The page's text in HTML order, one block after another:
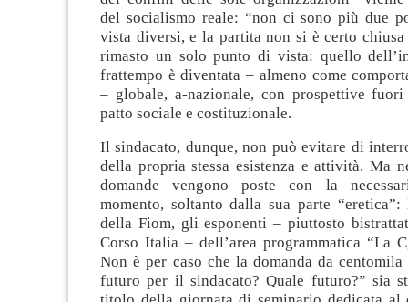
del socialismo reale: “non ci sono più due
vista diversi, e la partita non si è certo
rimasto un solo punto di vista: quello
frattempo è diventata – almeno come
– globale, a-nazionale, con prospettive
patto sociale e costituzionale.
Il sindacato, dunque, non può evitare di
della propria stessa esistenza e attività. Ma
domande vengono poste con la
momento, soltanto dalla sua parte “eretica”:
della Fiom, gli esponenti – piuttosto
Corso Italia – dell’area programmatica “La
Non è per caso che la domanda da centomila
futuro per il sindacato? Quale futuro?” sia